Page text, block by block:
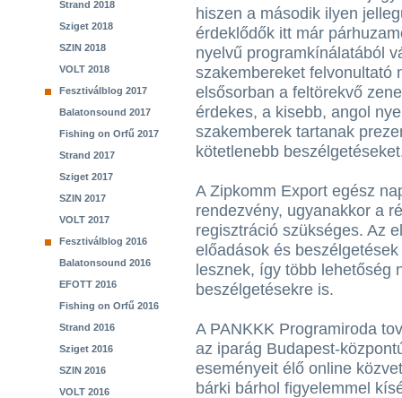
Strand 2018
Sziget 2018
SZIN 2018
VOLT 2018
Fesztiválblog 2017
Balatonsound 2017
Fishing on Orfű 2017
Strand 2017
Sziget 2017
SZIN 2017
VOLT 2017
Fesztiválblog 2016
Balatonsound 2016
EFOTT 2016
Fishing on Orfű 2016
Strand 2016
Sziget 2016
SZIN 2016
VOLT 2016
hiszen a második ilyen
érdeklődők itt már
nyelvű programkínálatából
szakembereket felvonultató
elsősorban a feltörekvő
érdekes, a kisebb, angol
szakemberek tartanak
kötetlenebb
A Zipkomm Export egész
rendezvény, ugyanakkor a
regisztráció szükséges. Az
előadások és
lesznek, így több lehetőség
beszélgetésekre is.
A PANKKK Programiroda
az iparág Budapest-
eseményeit élő online
bárki bárhol figyelemmel